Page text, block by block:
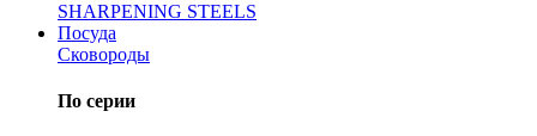
SHARPENING STEELS
Посуда
Сковороды
По серии